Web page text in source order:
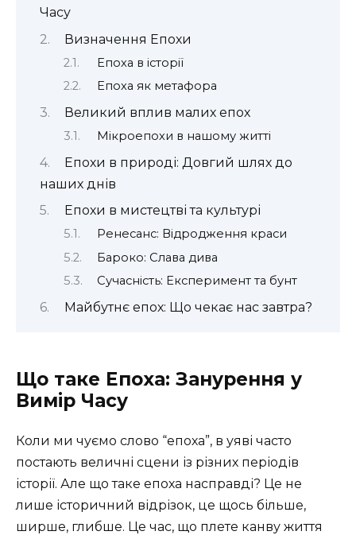
Часу
Визначення Епохи
Епоха в історії
Епоха як метафора
Великий вплив малих епох
Мікроепохи в нашому житті
Епохи в природі: Довгий шлях до
наших днів
Епохи в мистецтві та культурі
Ренесанс: Відродження краси
Бароко: Слава дива
Сучасність: Експеримент та бунт
Майбутнє епох: Що чекає нас завтра?
Що таке Епоха: Занурення у
Вимір Часу
Коли ми чуємо слово “епоха”, в уяві часто
постають величні сцени із різних періодів
історії. Але що таке епоха насправді? Це не
лише історичний відрізок, це щось більше,
ширше, глибше. Це час, що плете канву життя